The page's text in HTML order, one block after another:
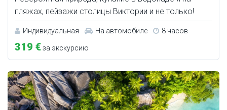
пляжах, пейзажи столицы Виктории и не только!
Индивидуальная На автомобиле 8 часов
319 €за экскурсию